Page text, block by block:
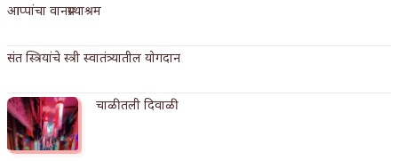
किती घोषणांचा पाऊस होता
आप्पांचा वानप्रस्थाश्रम
संत स्त्रियांचे स्त्री स्वातंत्र्यातील योगदान
चाळीतली दिवाळी